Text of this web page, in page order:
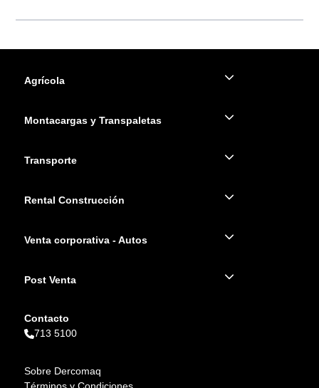
Agrícola
Montacargas y Transpaletas
Transporte
Rental Construcción
Venta corporativa - Autos
Post Venta
Contacto
713 5100
Sobre Dercomaq